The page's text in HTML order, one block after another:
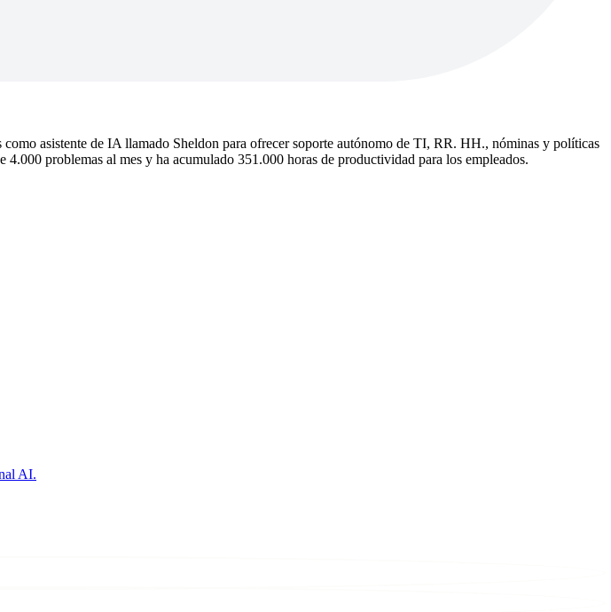
asistente de IA llamado Sheldon para ofrecer soporte autónomo de TI, RR. HH., nóminas y políticas
problemas al mes y ha acumulado 351.000 horas de productividad para los empleados.
AI.